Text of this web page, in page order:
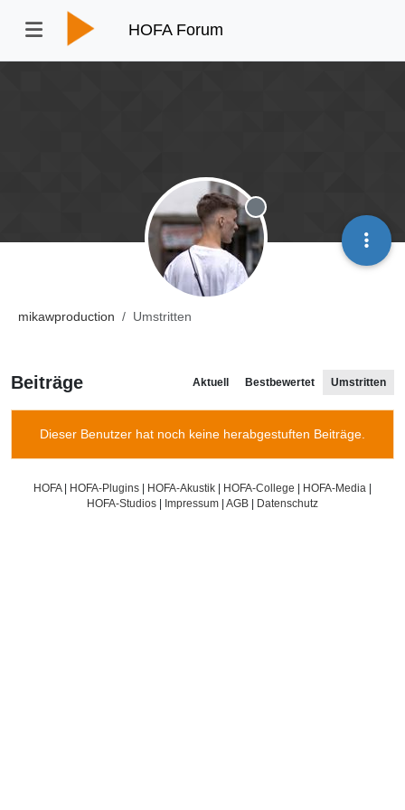
HOFA Forum
mikawproduction Umstritten
Offline
Beiträge Aktuell Bestbewertet Umstritten
Dieser Benutzer hat noch keine herabgestuften Beiträge.
HOFA| HOFA-Plugins HOFA-Akustik HOFA-College HOFA-Media
HOFA-Studios
Impressum AGB Datenschutz